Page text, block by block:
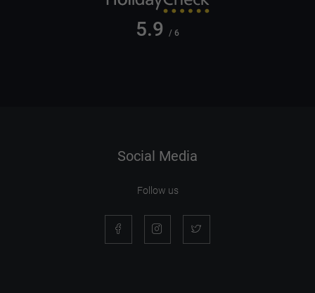
5.9 / 6
Social Media
Follow us